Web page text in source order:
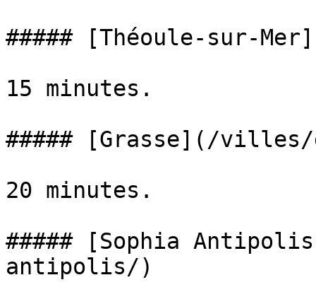
##### [Théoule-sur-
15 minutes.
##### [Grasse](/
20 minutes.
##### [Sophia
antipolis/)